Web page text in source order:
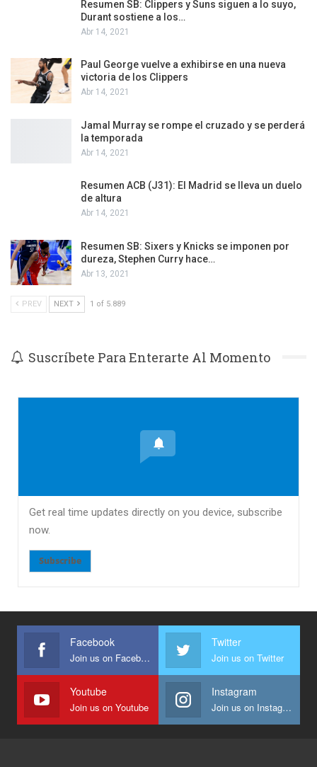
Resumen SB: Clippers y Suns siguen a lo suyo,
Durant sostiene a los…
Abr 14, 2021
Paul George vuelve a exhibirse en una nueva
victoria de los Clippers
Abr 14, 2021
Jamal Murray se rompe el cruzado y se perderá
la temporada
Abr 14, 2021
Resumen ACB (J31): El Madrid se lleva un duelo
de altura
Abr 14, 2021
Resumen SB: Sixers y Knicks se imponen por
dureza, Stephen Curry hace…
Abr 13, 2021
PREV NEXT 1 of 5.889
Suscríbete Para Enterarte Al Momento
Get real time updates directly on you device, subscribe
now.
Subscribe
Facebook
Join us on Facebook
Twitter
Join us on Twitter
Youtube
Join us on Youtube
Instagram
Join us on Instagram